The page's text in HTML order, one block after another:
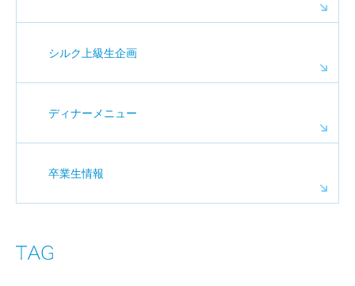
シルク上級生企画
ディナーメニュー
卒業生情報